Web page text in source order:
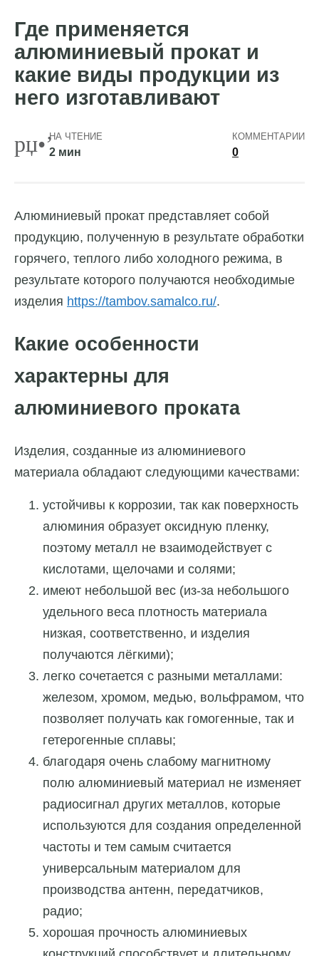
Где применяется
алюминиевый прокат и
какие виды продукции из
него изготавливают
НА ЧТЕНИЕ
2 мин
КОММЕНТАРИИ
0
Алюминиевый прокат представляет собой
продукцию, полученную в результате обработки
горячего, теплого либо холодного режима, в
результате которого получаются необходимые
изделия https://tambov.samalco.ru/.
Какие особенности
характерны для
алюминиевого проката
Изделия, созданные из алюминиевого
материала обладают следующими качествами:
устойчивы к коррозии, так как поверхность
алюминия образует оксидную пленку,
поэтому металл не взаимодействует с
кислотами, щелочами и солями;
имеют небольшой вес (из-за небольшого
удельного веса плотность материала
низкая, соответственно, и изделия
получаются лёгкими);
легко сочетается с разными металлами:
железом, хромом, медью, вольфрамом, что
позволяет получать как гомогенные, так и
гетерогенные сплавы;
благодаря очень слабому магнитному
полю алюминиевый материал не изменяет
радиосигнал других металлов, которые
используются для создания определенной
частоты и тем самым считается
универсальным материалом для
производства антенн, передатчиков,
радио;
хорошая прочность алюминиевых